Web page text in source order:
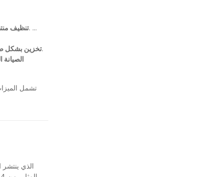
تنظيف: افصل الشواية ، واتركها تبرد ، ثم استخدم قطعة قماش ناعمة أو إسفنجة مع صابون معتدل وماء لتنظيف السطح. تنظيف عناصر التدفئة بفرشاة ناعمة.
تخزين بشكل: اسمح للشواية بالتجف تمامًا ، ولفها بقطعة قماش نظيفة وجافة ، وتخزينها في مكان بارد وجاف. استخدام عبوات المجففة لامتصاص الرطوبة الزائدة.
الصيانة